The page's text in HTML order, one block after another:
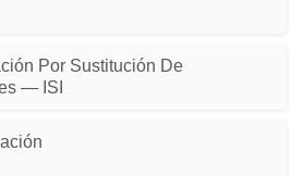
Por Sustitución De
— ISI